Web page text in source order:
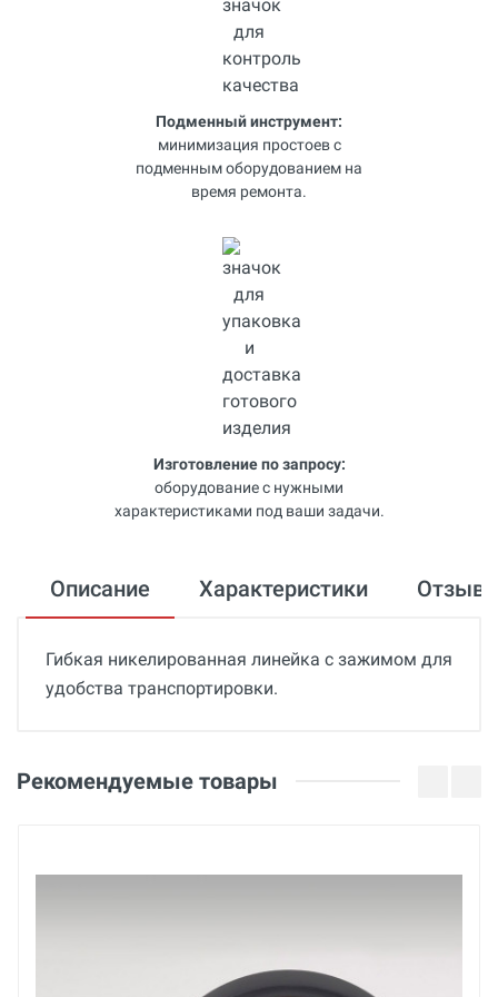
Подменный инструмент:
минимизация простоев с
подменным оборудованием на
время ремонта.
Изготовление по запросу:
оборудование с нужными
характеристиками под ваши задачи.
Описание Характеристики
Гибкая никелированная линейка с зажимом для
удобства транспортировки.
12 месяцев
Оценка
Рекомендуемые товары